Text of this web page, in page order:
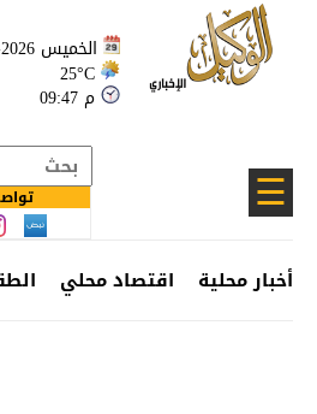
الخميس 2026-08-06
25°C
09:47 م
☰
أخبار محلية اقتصاد محلي